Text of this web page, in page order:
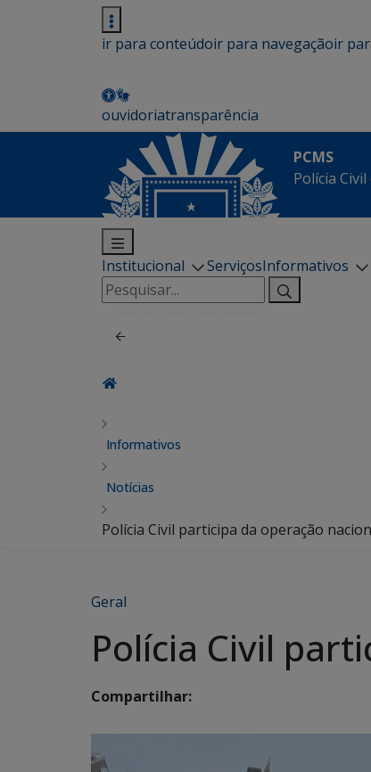
ir para conteúdoir para navegaçãoir
ouvidoriatransparência
PCMS
Polícia
Institucional ServiçosInformativos
Pesquisar
por:
Informativos
Notícias
Polícia Civil participa da operação
Geral
Polícia Civil
Compartilhar: